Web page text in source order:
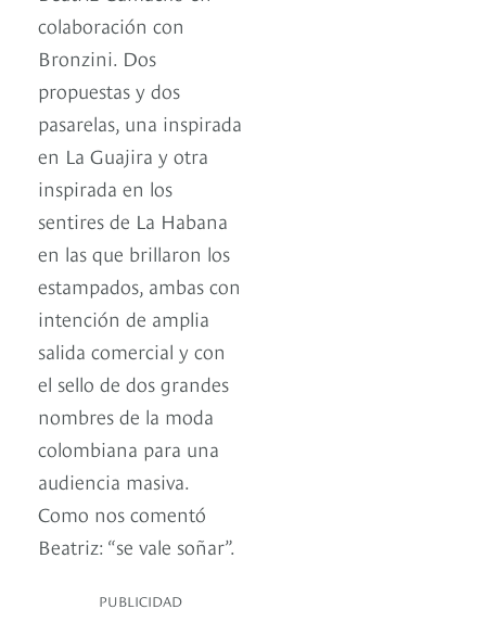
colaboración con
Bronzini. Dos
propuestas y dos
pasarelas, una inspirada
en La Guajira y otra
inspirada en los
sentires de La Habana
en las que brillaron los
estampados, ambas con
intención de amplia
salida comercial y con
el sello de dos grandes
nombres de la moda
colombiana para una
audiencia masiva.
Como nos comentó
Beatriz: “se vale soñar”.
PUBLICIDAD